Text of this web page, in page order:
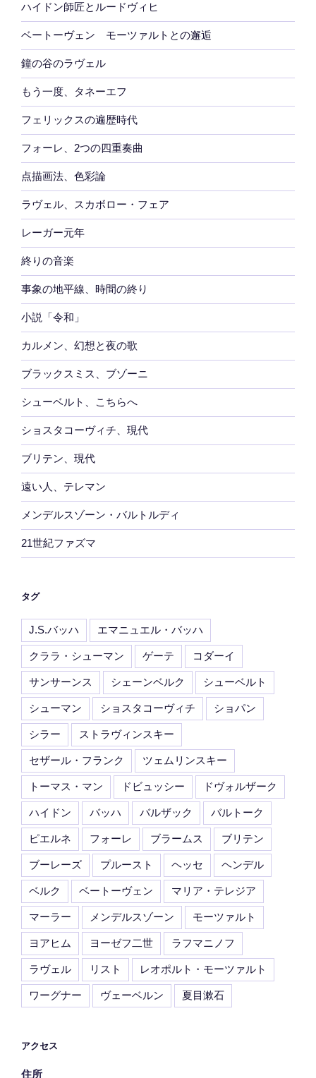
ハイドン師匠とルードヴィヒ
ベートーヴェン モーツァルトとの邂逅
鐘の谷のラヴェル
もう一度、タネーエフ
フェリックスの遍歴時代
フォーレ、2つの四重奏曲
点描画法、色彩論
ラヴェル、スカボロー・フェア
レーガー元年
終りの音楽
事象の地平線、時間の終り
小説「令和」
カルメン、幻想と夜の歌
ブラックスミス、ブゾーニ
シューベルト、こちらへ
ショスタコーヴィチ、現代
ブリテン、現代
遠い人、テレマン
メンデルスゾーン・バルトルディ
21世紀ファズマ
タグ
J.S.バッハ エマニュエル・バッハ
クララ・シューマン ゲーテ コダーイ
サンサーンス シェーンベルク シューベルト
シューマン ショスタコーヴィチ ショパン
シラー ストラヴィンスキー
セザール・フランク ツェムリンスキー
トーマス・マン ドビュッシー ドヴォルザーク
ハイドン バッハ バルザック バルトーク
ピエルネ フォーレ ブラームス ブリテン
ブーレーズ プルースト ヘッセ ヘンデル
ベルク ベートーヴェン マリア・テレジア
マーラー メンデルスゾーン モーツァルト
ヨアヒム ヨーゼフ二世 ラフマニノフ
ラヴェル リスト レオポルト・モーツァルト
ワーグナー ヴェーベルン 夏目漱石
アクセス
住所